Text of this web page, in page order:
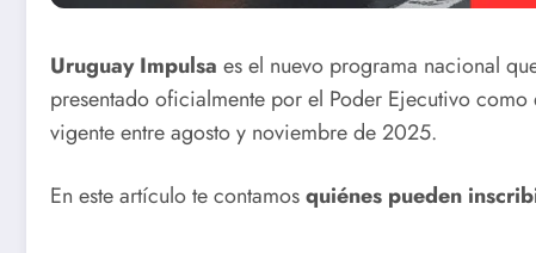
Uruguay Impulsa es el nuevo programa nacional
presentado oficialmente por el Poder Ejecutivo
vigente entre agosto y noviembre de 2025.
En este artículo te contamosquiénes pueden